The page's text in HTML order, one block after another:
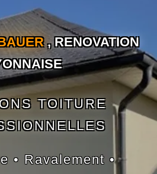
, RENOVATION
TOITURE
• Ravalement •